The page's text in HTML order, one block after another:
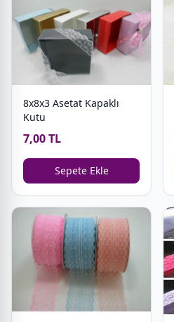
8x8x3 Asetat Kapaklı
Kutu
7,00 TL
Sepete Ekle